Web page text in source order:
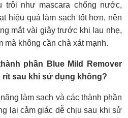
trôi như mascara chống nước,
hiệu quả làm sạch tốt hơn, nên
mắt vài giây trước khi lau nhẹ,
mà không cần chà xát mạnh.
phần Blue Mild Remover
rít sau khi sử dụng không?
làm sạch và các thành phần
lại cảm giác dễ chịu sau khi sử